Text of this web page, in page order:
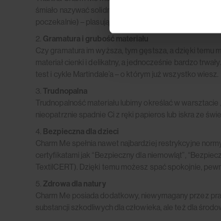
śmiało nazywać solidnymi, wytrzymują 10.000 cykli.
poczekalnie) – plasują się powyżej 40.000 cykli.
2. Gramatura i grubość materiału
Czy gramatura im wyższa, tym gęstsza, a dzięki temu
materiał cienki i delikatny, a jednocześnie bardzo
test i cykle Martindale’a – o którym już wszystko wiesz.
3. Trudnopalna
Trudnopalność materiału lubimy określać w
nieopatrznie spadnie Ci z ręki papieros lub iskra ze
4. Bezpieczna dla dzieci
Charm Me spełnia nawet najbardziej restrykcyjne
certyfikatami jak “Bezpieczny dla niemowląt”,
TextilCERT). Dzięki temu możesz spać spokojnie,
5. Zdrowa dla natury
Charm Me posiada dodatkowy, niewymagany przez
substancji szkodliwych dla człowieka, ale też dla